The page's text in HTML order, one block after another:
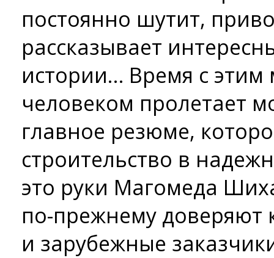
постоянно шутит,
рассказывает
истории… Время с
человеком пролетает
главное резюме,
строительство в
это руки Магомеда
по-прежнему доверяют
и зарубежные